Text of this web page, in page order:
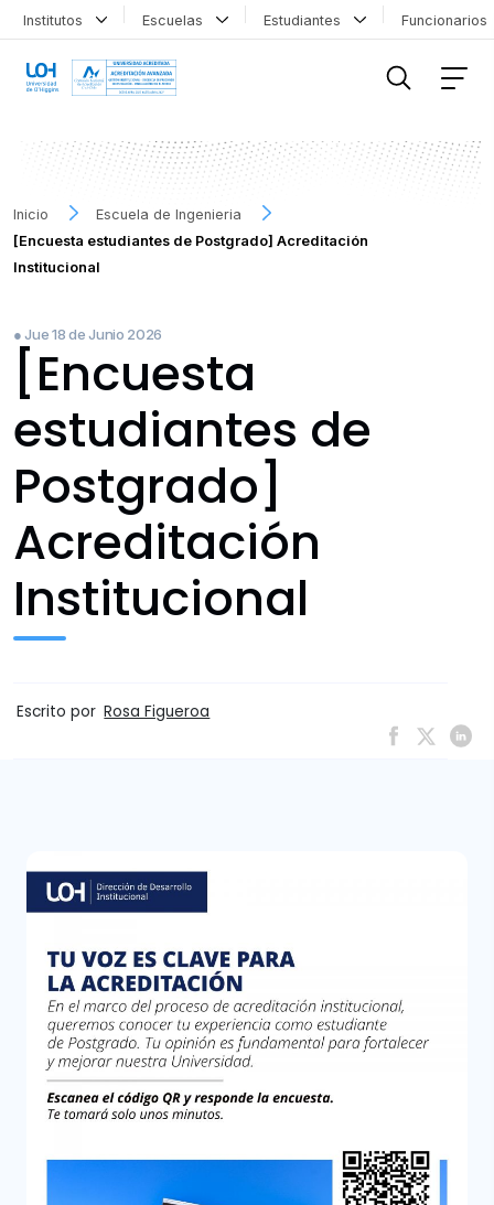
Institutos Escuelas Estudiantes
Inicio
Escuela de Ingenieria
[Encuesta estudiantes de Postgrado] Acreditación
Institucional
● Jue 18 de Junio 2026
[Encuesta
estudiantes de
Postgrado]
Acreditación
Institucional
Escrito por Rosa Figueroa